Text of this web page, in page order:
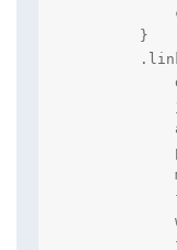
        }